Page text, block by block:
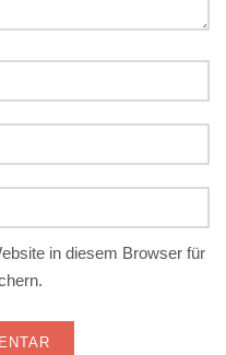
in diesem Browser für